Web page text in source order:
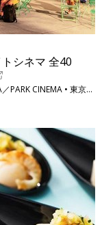
シネマ 全40
SUMMER LOUNGE MEIJI PARK POWERED BY CORONA／PARK CINEMA • 東京・新宿、渋谷（明治神宮外苑に隣接）